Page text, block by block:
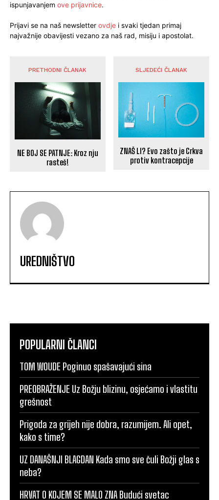
ispunjavanjem ove prijavnice.
Prijavi se na naš newsletter ovdje i svaki tjedan primaj
najvažnije obavijesti vezano za naš rad, misiju i apostolat.
PRETHODNI ČLANAK
NE BOJ SE PATNJE: Kroz nju
rasteš!
SLJEDEĆI ČLANAK
ZNAŠ LI? Evo zašto je Crkva
protiv kontracepcije
UREDNIŠTVO
POPULARNI ČLANCI
TOM WOUDE Poginuo spašavajući sina
PREOBRAŽENJE Uz Božju blizinu, osjećamo i vlastitu
grešnost
Prigoda za grijeh nije dobra, razumijem. Ali opet,
kako s time?
UZ DANAŠNJI BLAGDAN Kada smo sve čuli Božji glas s
neba?
HRVAT O KOJEM SE MALO ZNA Budući svetac